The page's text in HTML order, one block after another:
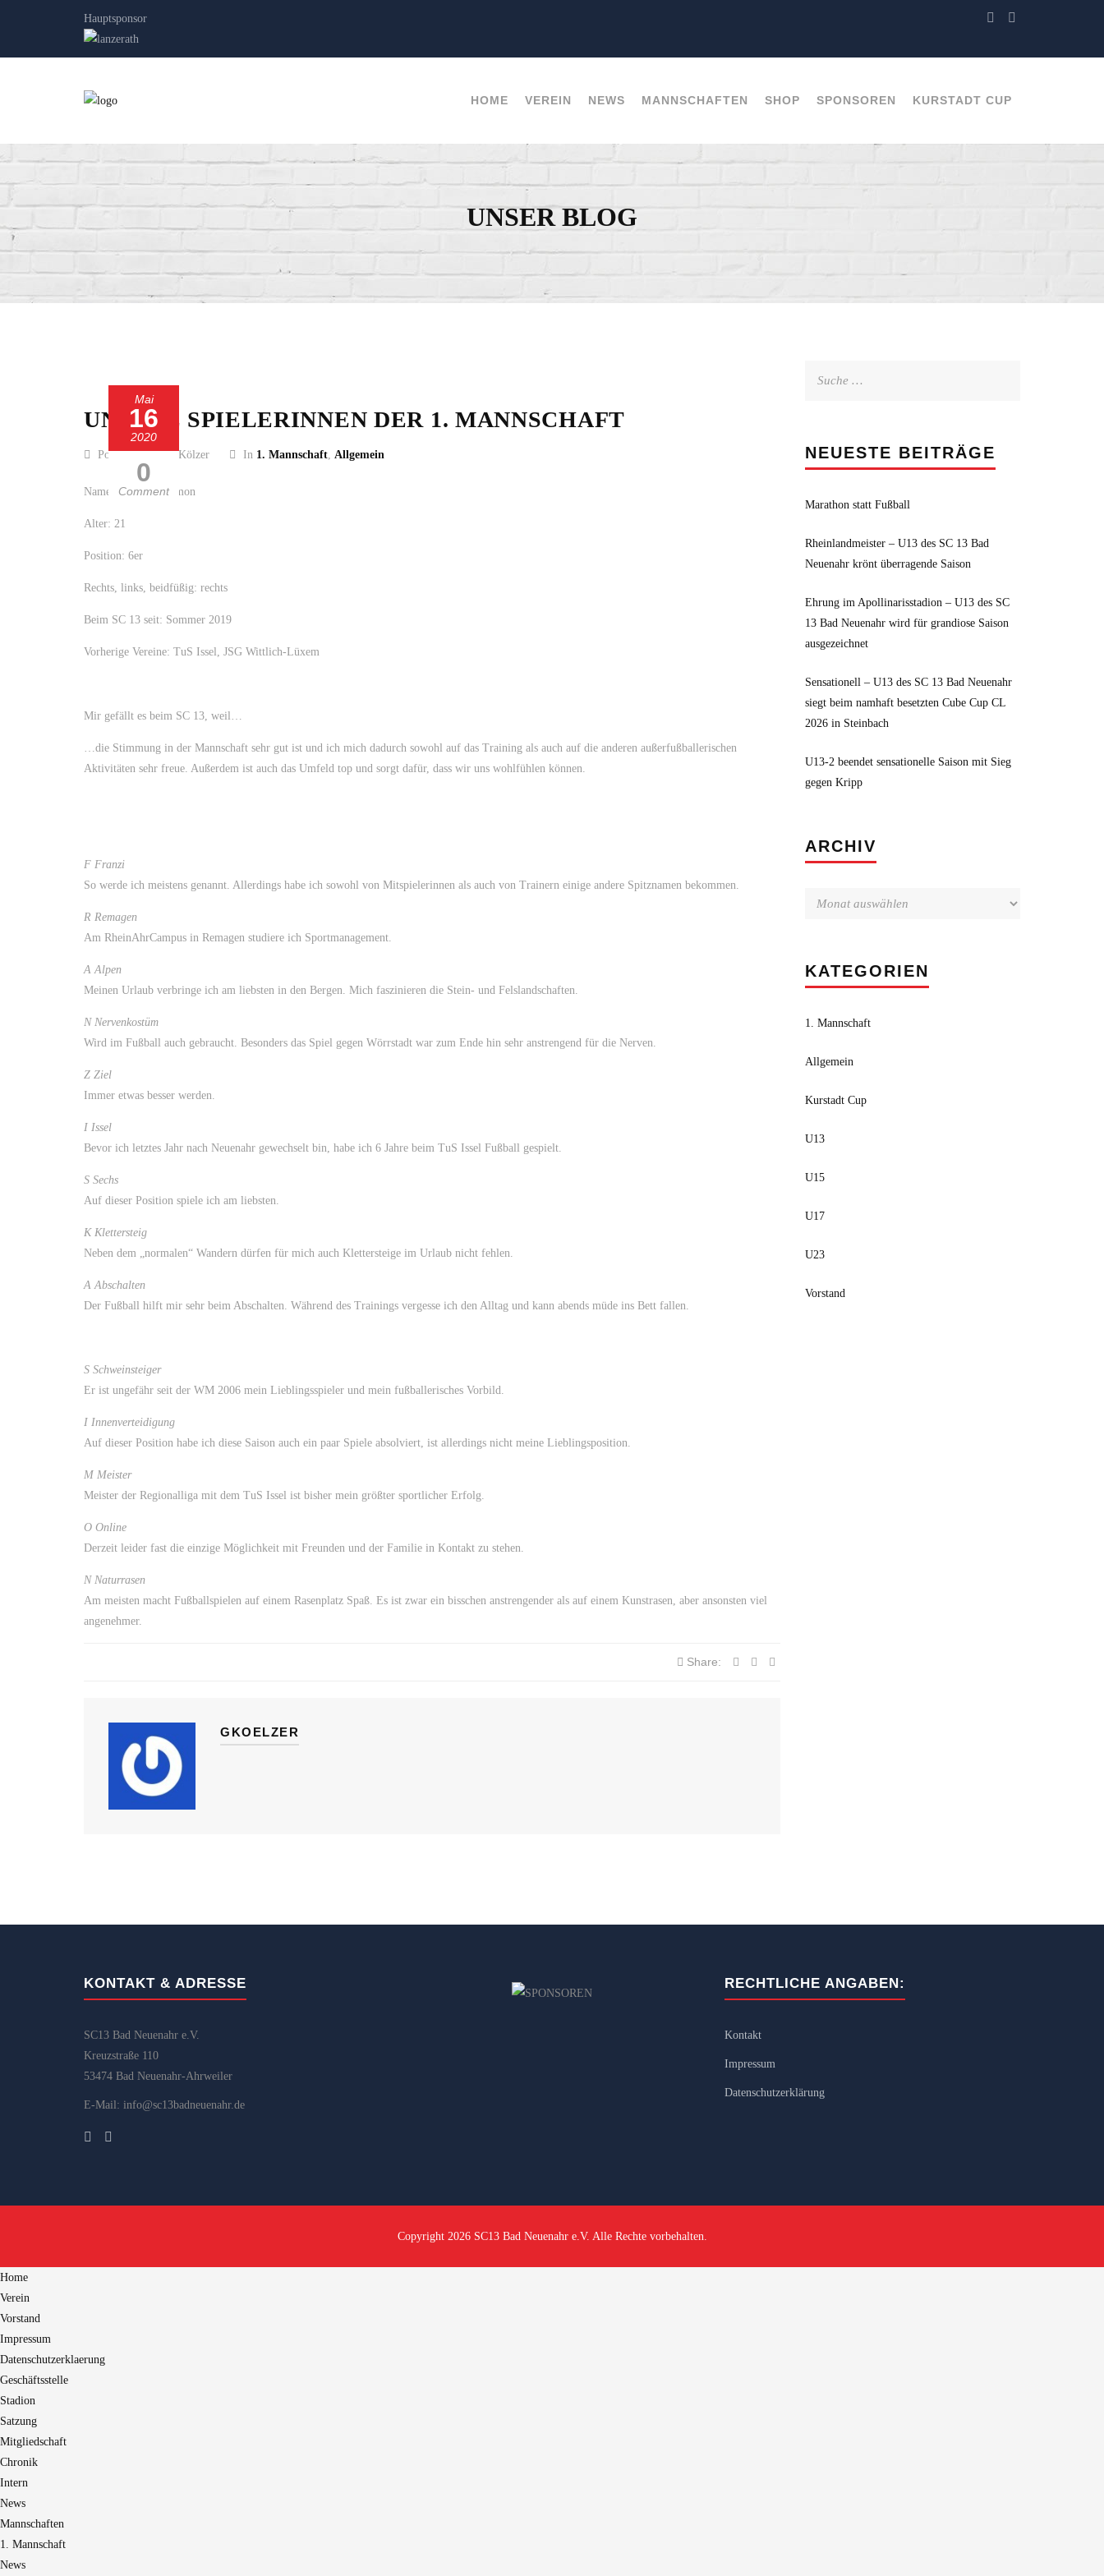
Hauptsponsor
HOME VEREIN NEWS MANNSCHAFTEN SHOP SPONSOREN KURSTADT CUP
UNSER BLOG
Mai
16
2020
0
Comment
UNSERE SPIELERINNEN DER 1. MANNSCHAFT
Posted by Guido Kölzer In 1. Mannschaft, Allgemein
Name: Franziska Simon
Alter: 21
Position: 6er
Rechts, links, beidfüßig: rechts
Beim SC 13 seit: Sommer 2019
Vorherige Vereine: TuS Issel, JSG Wittlich-Lüxem
Mir gefällt es beim SC 13, weil…
…die Stimmung in der Mannschaft sehr gut ist und ich mich dadurch sowohl auf das Training als auch auf die anderen außerfußballerischen
Aktivitäten sehr freue. Außerdem ist auch das Umfeld top und sorgt dafür, dass wir uns wohlfühlen können.
F Franzi
So werde ich meistens genannt. Allerdings habe ich sowohl von Mitspielerinnen als auch von Trainern einige andere Spitznamen bekommen.
R Remagen
Am RheinAhrCampus in Remagen studiere ich Sportmanagement.
A Alpen
Meinen Urlaub verbringe ich am liebsten in den Bergen. Mich faszinieren die Stein- und Felslandschaften.
N Nervenkostüm
Wird im Fußball auch gebraucht. Besonders das Spiel gegen Wörrstadt war zum Ende hin sehr anstrengend für die Nerven.
Z Ziel
Immer etwas besser werden.
I Issel
Bevor ich letztes Jahr nach Neuenahr gewechselt bin, habe ich 6 Jahre beim TuS Issel Fußball gespielt.
S Sechs
Auf dieser Position spiele ich am liebsten.
K Klettersteig
Neben dem „normalen“ Wandern dürfen für mich auch Klettersteige im Urlaub nicht fehlen.
A Abschalten
Der Fußball hilft mir sehr beim Abschalten. Während des Trainings vergesse ich den Alltag und kann abends müde ins Bett fallen.
S Schweinsteiger
Er ist ungefähr seit der WM 2006 mein Lieblingsspieler und mein fußballerisches Vorbild.
I Innenverteidigung
Auf dieser Position habe ich diese Saison auch ein paar Spiele absolviert, ist allerdings nicht meine Lieblingsposition.
M Meister
Meister der Regionalliga mit dem TuS Issel ist bisher mein größter sportlicher Erfolg.
O Online
Derzeit leider fast die einzige Möglichkeit mit Freunden und der Familie in Kontakt zu stehen.
N Naturrasen
Am meisten macht Fußballspielen auf einem Rasenplatz Spaß. Es ist zwar ein bisschen anstrengender als auf einem Kunstrasen, aber ansonsten viel
angenehmer.
Share:
GKOELZER
NEUESTE BEITRÄGE
Marathon statt Fußball
Rheinlandmeister – U13 des SC 13 Bad
Neuenahr krönt überragende Saison
Ehrung im Apollinarisstadion – U13 des SC
13 Bad Neuenahr wird für grandiose Saison
ausgezeichnet
Sensationell – U13 des SC 13 Bad Neuenahr
siegt beim namhaft besetzten Cube Cup CL
2026 in Steinbach
U13-2 beendet sensationelle Saison mit Sieg
gegen Kripp
ARCHIV
KATEGORIEN
1. Mannschaft
Allgemein
Kurstadt Cup
U13
U15
U17
U23
Vorstand
KONTAKT & ADRESSE
SC13 Bad Neuenahr e.V.
Kreuzstraße 110
53474 Bad Neuenahr-Ahrweiler
E-Mail: info@sc13badneuenahr.de
RECHTLICHE ANGABEN:
Kontakt
Impressum
Datenschutzerklärung
Copyright 2026 SC13 Bad Neuenahr e.V. Alle Rechte vorbehalten.
Home
Verein
Vorstand
Impressum
Datenschutzerklaerung
Geschäftsstelle
Stadion
Satzung
Mitgliedschaft
Chronik
Intern
News
Mannschaften
1. Mannschaft
News